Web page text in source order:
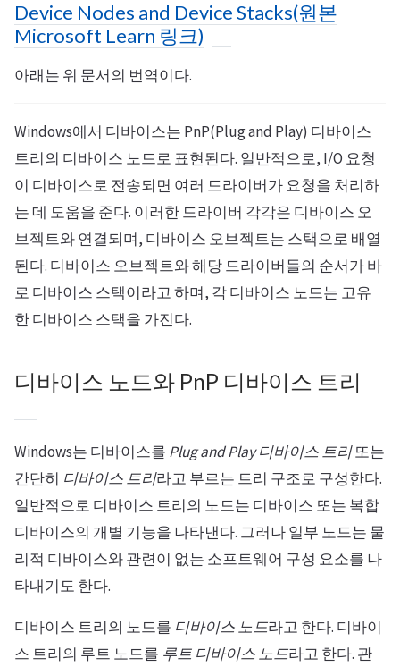
Device Nodes and Device Stacks(원본
Microsoft Learn 링크)
아래는 위 문서의 번역이다.
Windows에서 디바이스는 PnP(Plug and Play) 디바이스
트리의 디바이스 노드로 표현된다. 일반적으로, I/O 요청
이 디바이스로 전송되면 여러 드라이버가 요청을 처리하
는 데 도움을 준다. 이러한 드라이버 각각은 디바이스 오
브젝트와 연결되며, 디바이스 오브젝트는 스택으로 배열
된다. 디바이스 오브젝트와 해당 드라이버들의 순서가 바
로 디바이스 스택이라고 하며, 각 디바이스 노드는 고유
한 디바이스 스택을 가진다.
디바이스 노드와 PnP 디바이스 트리
Windows는 디바이스를 Plug and Play 디바이스 트리또는
간단히 디바이스 트리라고 부르는 트리 구조로 구성한다.
일반적으로 디바이스 트리의 노드는 디바이스 또는 복합
디바이스의 개별 기능을 나타낸다. 그러나 일부 노드는 물
리적 디바이스와 관련이 없는 소프트웨어 구성 요소를 나
타내기도 한다.
디바이스 트리의 노드를 디바이스 노드라고 한다. 디바이
스 트리의 루트 노드를 루트 디바이스 노드라고 한다. 관